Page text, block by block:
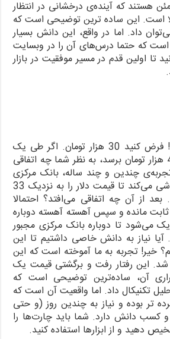
هستند که آینده‌ی درخشانی در انتظار
است. این ساده ترین توضیحی است که
داد. اما در واقع، این دانش بسیار
است که حتما درس‌های آن را در وبسایت
تا اولین قدم در مسیر موفقیت در بازار
امروز دلار چند است؟! فرض کنید 30 هزار تومان. اگر طی یک
هفته قیمت دلار به 40 هزار تومان برسد، به نظر شما چه اتفاقی
چندین و چند ساله، بانک مرکزی
وارد میدان شده، ارزپاشی می‌کند تا قیمت دلار را به نزدیک 33
بعد از آن چه اتفاقی می‌افتد؟ احتمالا
مانده و سپس آهسته آهسته دوباره
نزدیک می‌شود تا دوباره بانک مرکزی مجبور
نیاز به دانش خاصی داشتیم تا این
خیر! تجربه به ما آموخته است که این
شد. این رفتار رفت و برگشتی قیمت یک
آن، ساده‌ترین توضیحی است که
تکنیکال داد. اما واقعیت آن است که
تر بوده و نیاز به چندین روز (و حتی
کسب دانش دارد. شما باید چارت‌ها را
دهید و از ابزارها استفاده کنید.